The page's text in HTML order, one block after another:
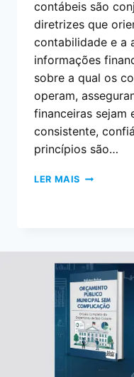
contábeis são
diretrizes que
contabilidade e a
informações
sobre a qual os
operam,
financeiras sejam
consistente,
princípios são…
LER MAIS